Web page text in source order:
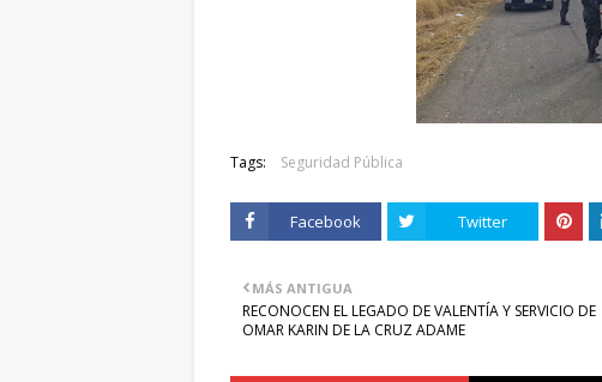
Tags: Seguridad Pública
Facebook Twitter
MÁS ANTIGUA
RECONOCEN EL LEGADO DE VALENTÍA Y SERVICIO DE
OMAR KARIN DE LA CRUZ ADAME